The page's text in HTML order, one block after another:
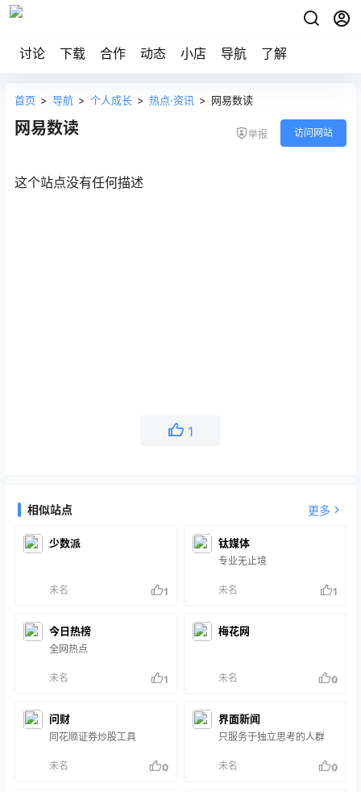
讨论 下载 合作 动态 小店 导航 了解
首页 > 导航 > 个人成长 > 热点·资讯 > 网易数读
网易数读 举报 访问网站
这个站点没有任何描述
1
相似站点 更多
少数派
未名 1
钛媒体
专业无止境
未名 1
今日热榜
全网热点
未名 1
梅花网
未名 0
问财
同花顺证券炒股工具
未名 0
界面新闻
只服务于独立思考的人群
未名 0